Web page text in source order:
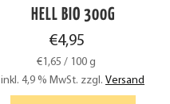
HELL BIO 300G
€4,95
€1,65 / 100 g
inkl. 4,9 % MwSt. zzgl. Versand